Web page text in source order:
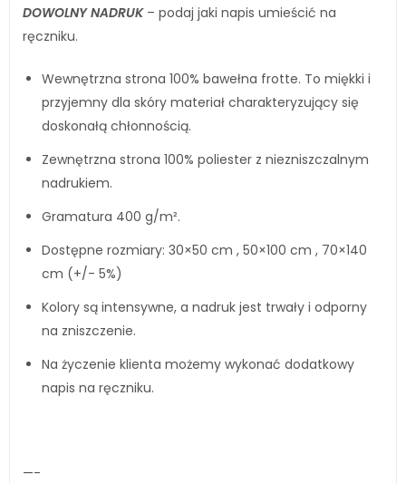
DOWOLNY NADRUK– podaj jaki napis umieścić na
ręczniku.
Wewnętrzna strona 100% bawełna frotte. To miękki i
przyjemny dla skóry materiał charakteryzujący się
doskonałą chłonnością.
Zewnętrzna strona 100% poliester z niezniszczalnym
nadrukiem.
Gramatura 400 g/m².
Dostępne rozmiary: 30×50 cm , 50×100 cm , 70×140
cm (+/- 5%)
Kolory są intensywne, a nadruk jest trwały i odporny
na zniszczenie.
Na życzenie klienta możemy wykonać dodatkowy
napis na ręczniku.
—-